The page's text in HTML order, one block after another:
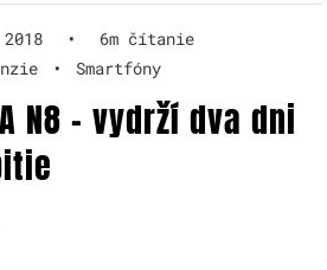
•
6m čítanie
• Smartfóny
N8 – vydrží dva dni